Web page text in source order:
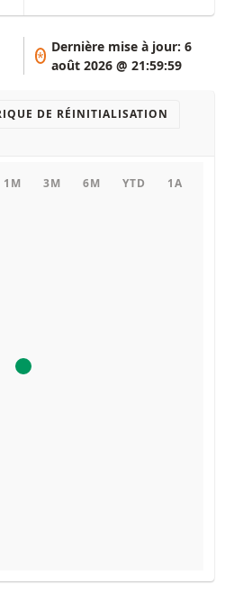
*
Dernière mise à jour: 6
août 2026 @ 21:59:59
DE RÉINITIALISATION
1M 3M 6M YTD 1A
PRIX DU
SEUIL DE